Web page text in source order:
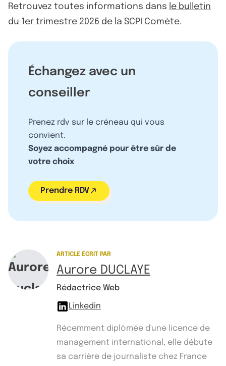
Retrouvez toutes informations dans le bulletin
du 1er trimestre 2026 de la SCPI Comète.
Échangez avec un
conseiller
Prenez rdv sur le créneau qui vous
convient.
Soyez accompagné pour être sûr de
votre choix
Prendre RDV
ARTICLE ÉCRIT PAR
Aurore DUCLAYE
Rédactrice Web
Linkedin
Récemment diplômée d'une licence de
management international, elle débute
sa carrière de journaliste chez France